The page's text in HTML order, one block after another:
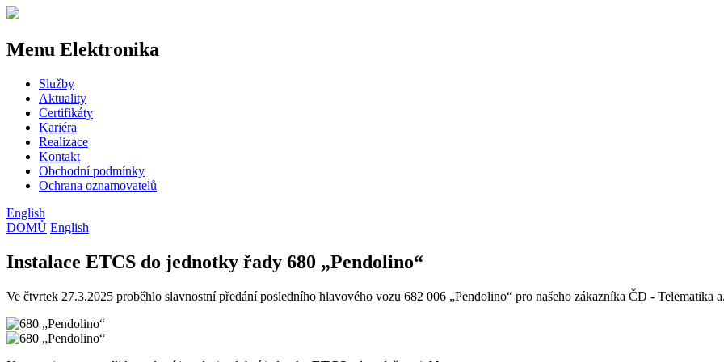
Menu Elektronika
Služby
Aktuality
Certifikáty
Kariéra
Realizace
Kontakt
Obchodní podmínky
Ochrana oznamovatelů
English
DOMŮ English
Instalace ETCS do jednotky řady 680 „Pendolino“
Ve čtvrtek 27.3.2025 proběhlo slavnostní předání posledního hlavového vozu 682 006 „Pendolino“ pro našeho zákazníka ČD - Telematika